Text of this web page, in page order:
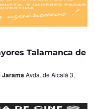
Talamanca de
JaramaAvda. de Alcalá 3,